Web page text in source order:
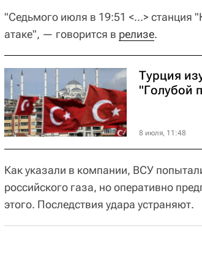
"Седьмого июля в 19:51 <...> станция
атаке", — говорится в релизе.
Турция
"Голубой
8 июля, 11:48
Как указали в компании, ВСУ
российского газа, но оперативно
этого. Последствия удара устраняют.